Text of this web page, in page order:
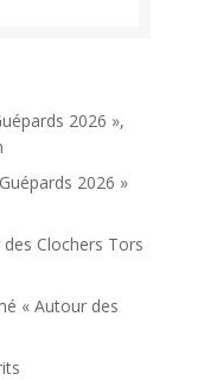
2026 »,
2026 »
Clochers Tors
« Autour des